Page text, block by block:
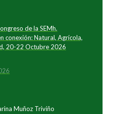
de la SEMh.
conexión: Natural, Agrícola,
20-22 Octubre 2026
Muñoz Triviño